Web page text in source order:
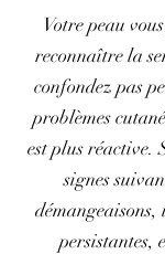
Votre peau
reconnaître la
confondez pas
problèmes
est plus réactive.
signes
persistantes,